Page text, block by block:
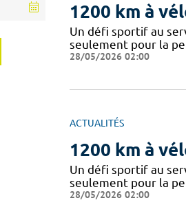
1200 km à
Un défi sportif au
seulement pour la
28/05/2026 02:00
ACTUALITÉS
1200 km à
Un défi sportif au
seulement pour la
28/05/2026 02:00